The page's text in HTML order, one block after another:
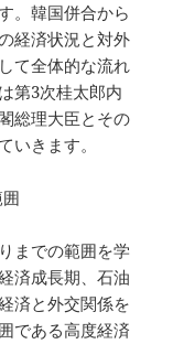
。韓国併合から
経済状況と対外
て全体的な流れ
第3次桂太郎内
総理大臣とその
いきます。
までの範囲を学
済成長期、石油
済と外交関係を
である高度経済